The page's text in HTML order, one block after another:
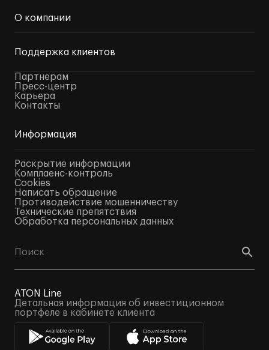
О компании
Поддержка клиентов
Партнерам
Пресс-центр
Карьера
Контакты
Информация
Раскрытие информации
Комплаенс-контроль
Cookies
Написать обращение
Противодействие мошенничеству
Технические препятствия
Обработка персональных данных
ATON Line
Детальная информация об инвестиционном
портфеле в кабинете клиента